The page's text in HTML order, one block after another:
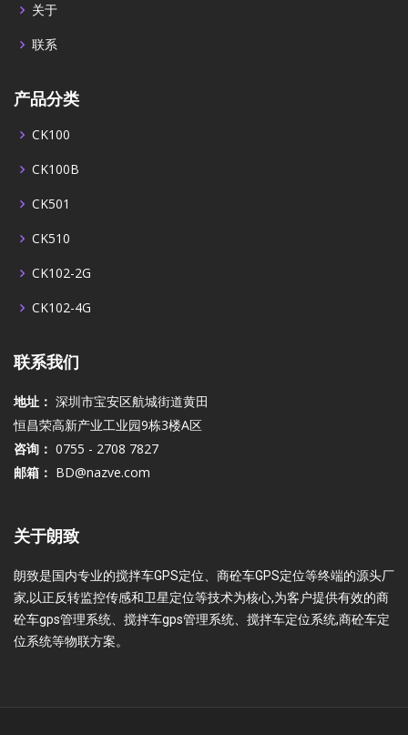
关于
联系
产品分类
CK100
CK100B
CK501
CK510
CK102-2G
CK102-4G
联系我们
地址： 深圳市宝安区航城街道黄田
恒昌荣高新产业工业园9栋3楼A区
咨询： 0755 - 2708 7827
邮箱： BD@nazve.com
关于朗致
朗致是国内专业的搅拌车GPS定位、商砼车GPS定位等终端的源头厂
家,以正反转监控传感和卫星定位等技术为核心,为客户提供有效的商
砼车gps管理系统、搅拌车gps管理系统、搅拌车定位系统,商砼车定
位系统等物联方案。